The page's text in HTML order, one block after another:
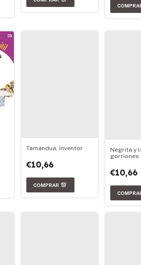
Tamanduá, inventor
€10,66
Negrita y
gorriones
€10,66